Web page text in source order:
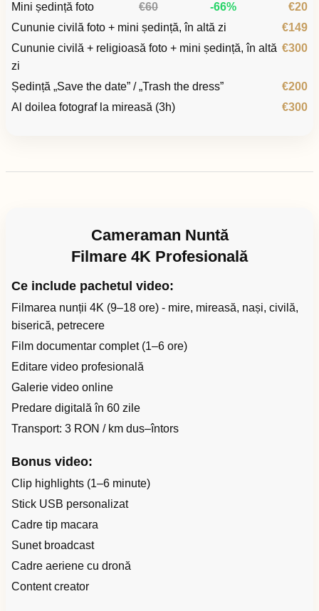
Mini ședință foto €60 -66%
€20
Cununie civilă foto + mini ședință, în altă zi
€149
Cununie civilă + religioasă foto + mini ședință, în altă
zi
€300
Ședință „Save the date” / „Trash the dress”
€200
Al doilea fotograf la mireasă (3h)
€300
Cameraman Nuntă
Filmare 4K Profesională
Ce include pachetul video:
Filmarea nunții 4K (9–18 ore) - mire, mireasă, nași, civilă,
biserică, petrecere
Film documentar complet (1–6 ore)
Editare video profesională
Galerie video online
Predare digitală în 60 zile
Transport: 3 RON / km dus–întors
Bonus video:
Clip highlights (1–6 minute)
Stick USB personalizat
Cadre tip macara
Sunet broadcast
Cadre aeriene cu dronă
Content creator